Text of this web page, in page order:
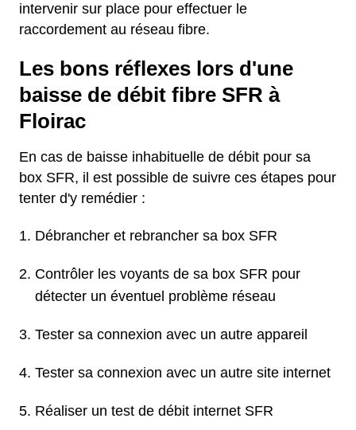
intervenir sur place pour effectuer le
raccordement au réseau fibre.
Les bons réflexes lors d'une
baisse de débit fibre SFR à
Floirac
En cas de baisse inhabituelle de débit pour sa
box SFR, il est possible de suivre ces étapes pour
tenter d'y remédier :
Débrancher et rebrancher sa box SFR
Contrôler les voyants de sa box SFR pour
détecter un éventuel problème réseau
Tester sa connexion avec un autre appareil
Tester sa connexion avec un autre site internet
Réaliser un test de débit internet SFR